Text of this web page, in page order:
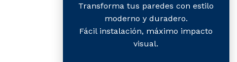
Transforma tus paredes con estilo
moderno y duradero.
Fácil instalación, máximo impacto
visual.